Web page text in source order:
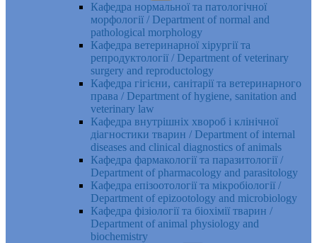
Кафедра нормальної та патологічної
морфології / Department of normal and
pathological morphology
Кафедра ветеринарної хірургії та
репродуктології / Department of veterinary
surgery and reproductology
Кафедра гігієни, санітарії та ветеринарного
права / Department of hygiene, sanitation and
veterinary law
Кафедра внутрішніх хвороб і клінічної
діагностики тварин / Department of internal
diseases and clinical diagnostics of animals
Кафедра фармакології та паразитології /
Department of pharmacology and parasitology
Кафедра епізоотології та мікробіології /
Department of epizootology and microbiology
Кафедра фізіології та біохімії тварин /
Department of animal physiology and
biochemistry